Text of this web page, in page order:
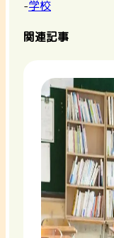
-学校
関連記事